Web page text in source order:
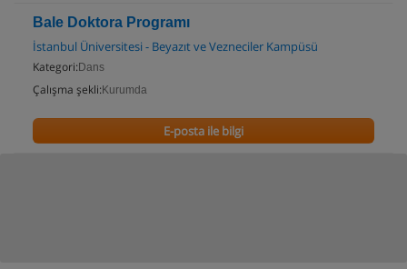
Bale Doktora Programı
İstanbul Üniversitesi - Beyazıt ve Vezneciler Kampüsü
Kategori: Dans
Çalışma şekli: Kurumda
E-posta ile bilgi